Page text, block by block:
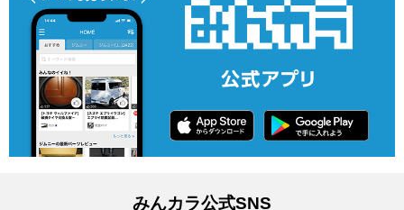
みんカラ公式SNS